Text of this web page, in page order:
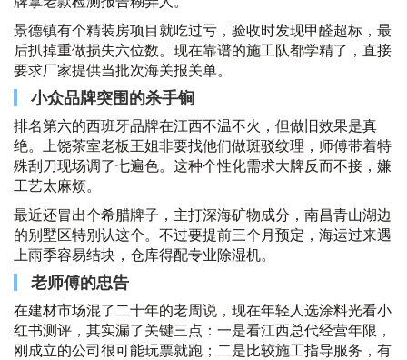
景德镇有个精装房项目就吃过亏，验收时发现甲醛超标，最
后扒掉重做损失六位数。现在靠谱的施工队都学精了，直接
要求厂家提供当批次海关报关单。
小众品牌突围的杀手锏
排名第六的西班牙品牌在江西不温不火，但做旧效果是真
绝。上饶茶室老板王姐非要找他们做斑驳纹理，师傅带着特
殊刮刀现场调了七遍色。这种个性化需求大牌反而不接，嫌
工艺太麻烦。
最近还冒出个希腊牌子，主打深海矿物成分，南昌青山湖边
的别墅区特别认这个。不过要提前三个月预定，海运过来遇
上雨季容易结块，仓库得配专业除湿机。
老师傅的忠告
在建材市场混了二十年的老周说，现在年轻人选涂料光看小
红书测评，其实漏了关键三点：一是看江西总代经营年限，
刚成立的公司很可能玩票就跑；二是比较施工指导服务，有